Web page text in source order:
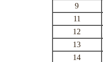
9
11
12
13
14